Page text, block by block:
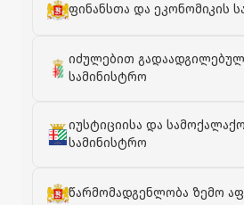
ფინანსთა და ეკონომიკის
იძულებით
სამინისტრო
იუსტიციისა და
სამინისტრო
წარმომადგენლობა ზემო